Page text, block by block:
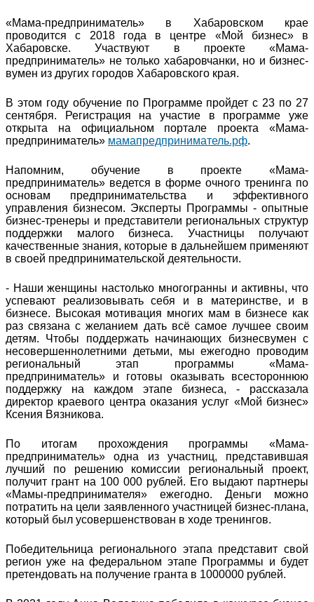
«Мама-предприниматель» в Хабаровском крае
проводится с 2018 года в центре «Мой бизнес» в
Хабаровске. Участвуют в проекте «Мама-
предприниматель» не только хабаровчанки, но и бизнес-
вумен из других городов Хабаровского края.
В этом году обучение по Программе пройдет с 23 по 27
сентября. Регистрация на участие в программе уже
открыта на официальном портале проекта «Мама-
предприниматель» мамапредприниматель.рф.
Напомним, обучение в проекте «Мама-
предприниматель» ведется в форме очного тренинга по
основам предпринимательства и эффективного
управления бизнесом. Эксперты Программы - опытные
бизнес-тренеры и представители региональных структур
поддержки малого бизнеса. Участницы получают
качественные знания, которые в дальнейшем применяют
в своей предпринимательской деятельности.
- Наши женщины настолько многогранны и активны, что
успевают реализовывать себя и в материнстве, и в
бизнесе. Высокая мотивация многих мам в бизнесе как
раз связана с желанием дать всё самое лучшее своим
детям. Чтобы поддержать начинающих бизнесвумен с
несовершеннолетними детьми, мы ежегодно проводим
региональный этап программы «Мама-
предприниматель» и готовы оказывать всестороннюю
поддержку на каждом этапе бизнеса, - рассказала
директор краевого центра оказания услуг «Мой бизнес»
Ксения Вязникова.
По итогам прохождения программы «Мама-
предприниматель» одна из участниц, представившая
лучший по решению комиссии региональный проект,
получит грант на 100 000 рублей. Его выдают партнеры
«Мамы-предпринимателя» ежегодно. Деньги можно
потратить на цели заявленного участницей бизнес-плана,
который был усовершенствован в ходе тренингов.
Победительница регионального этапа представит свой
регион уже на федеральном этапе Программы и будет
претендовать на получение гранта в 1000000 рублей.